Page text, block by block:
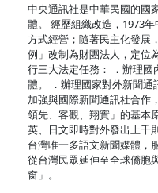
中央通訊社是中華民國的國
體。 經歷組織改造，1973
方式經營；隨著民主化發展
例」改制為財團法人，定位
行三大法定任務： ．辦理
體。 ．辦理國家對外新聞通
加強與國際新聞通訊社合作
領先、客觀、翔實」的基本
英、日文即時對外發出上千
台灣唯一多語文新聞媒體，
從台灣民眾延伸至全球僑胞
窗」。